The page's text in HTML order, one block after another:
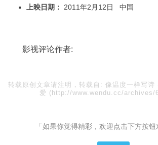
上映日期：
2011年2月12日 中国
影视评论作者:
转载原创文章请注明，转载自: 像温度一样写诗
爱 (http://www.wendu.cc/archives/
「如果你觉得精彩，欢迎点击下方按钮